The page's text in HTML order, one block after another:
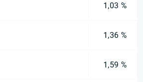
1,03 %
1,36 %
1,59 %